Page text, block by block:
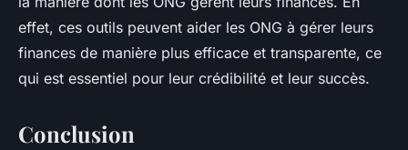
effet, ces outils peuvent aider les ONG à gérer leurs
finances de manière plus efficace et transparente, ce
qui est essentiel pour leur crédibilité et leur succès.
Conclusion